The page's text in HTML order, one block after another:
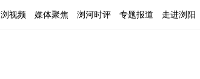
浏视频 媒体聚焦 浏河时评 专题报道 走进浏阳